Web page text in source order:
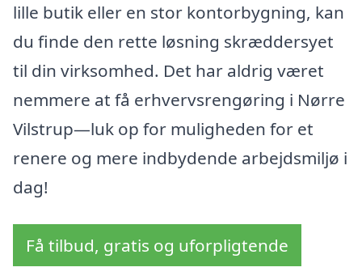
lille butik eller en stor kontorbygning, kan
du finde den rette løsning skræddersyet
til din virksomhed. Det har aldrig været
nemmere at få erhvervsrengøring i Nørre
Vilstrup—luk op for muligheden for et
renere og mere indbydende arbejdsmiljø i
dag!
Få tilbud, gratis og uforpligtende